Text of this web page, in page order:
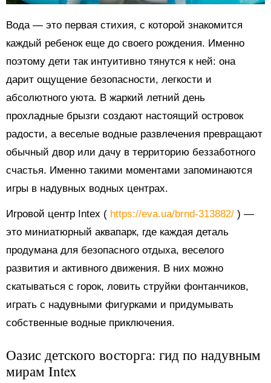
Вода — это первая стихия, с которой знакомится
каждый ребенок еще до своего рождения. Именно
поэтому дети так интуитивно тянутся к ней: она
дарит ощущение безопасности, легкости и
абсолютного уюта. В жаркий летний день
прохладные брызги создают настоящий островок
радости, а веселые водные развлечения превращают
обычный двор или дачу в территорию беззаботного
счастья. Именно такими моментами запоминаются
игры в надувных водных центрах.
Игровой центр Intex ( https://eva.ua/brnd-313882/ ) —
это миниатюрный аквапарк, где каждая деталь
продумана для безопасного отдыха, веселого
развития и активного движения. В них можно
скатываться с горок, ловить струйки фонтанчиков,
играть с надувными фигурками и придумывать
собственные водные приключения.
Оазис детского восторга: гид по надувным
мирам Intex